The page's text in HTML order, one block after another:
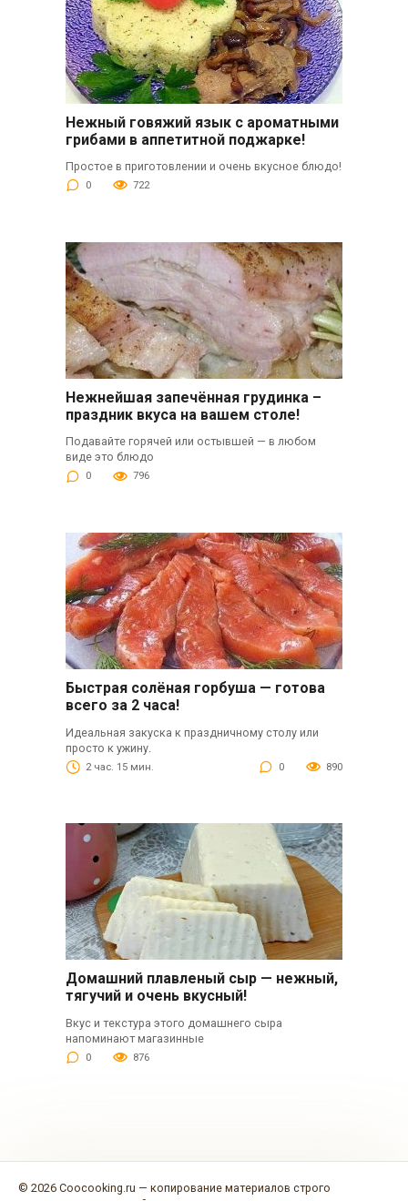
Нежный говяжий язык с ароматными
грибами в аппетитной поджарке!
Простое в приготовлении и очень вкусное блюдо!
0 722
Нежнейшая запечённая грудинка –
праздник вкуса на вашем столе!
Подавайте горячей или остывшей — в любом
виде это блюдо
0 796
Быстрая солёная горбуша — готова
всего за 2 часа!
Идеальная закуска к праздничному столу или
просто к ужину.
2 час. 15 мин. 0 890
Домашний плавленый сыр — нежный,
тягучий и очень вкусный!
Вкус и текстура этого домашнего сыра
напоминают магазинные
0 876
© 2026 Coocooking.ru — копирование материалов строго